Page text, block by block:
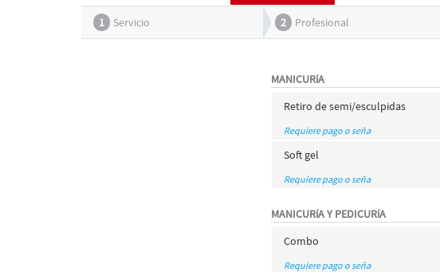
1 Servicio 2 Profesional
MANICURíA
Retiro de semi/esculpidas
Requiere pago o seña
Soft gel
Requiere pago o seña
MANICURíA Y PEDICURíA
Combo
Requiere pago o seña